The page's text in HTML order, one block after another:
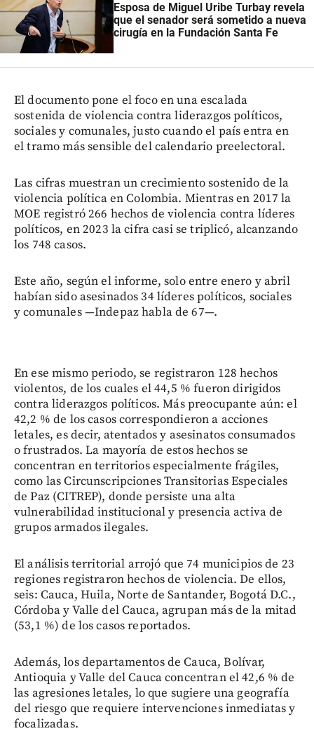
Esposa de Miguel Uribe Turbay revela
que el senador será sometido a nueva
cirugía en la Fundación Santa Fe
El documento pone el foco en una escalada
sostenida de violencia contra liderazgos políticos,
sociales y comunales, justo cuando el país entra en
el tramo más sensible del calendario preelectoral.
Las cifras muestran un crecimiento sostenido de la
violencia política en Colombia. Mientras en 2017 la
MOE registró 266 hechos de violencia contra líderes
políticos, en 2023 la cifra casi se triplicó, alcanzando
los 748 casos.
Este año, según el informe, solo entre enero y abril
habían sido asesinados 34 líderes políticos, sociales
y comunales —Indepaz habla de 67—.
En ese mismo periodo, se registraron 128 hechos
violentos, de los cuales el 44,5 % fueron dirigidos
contra liderazgos políticos. Más preocupante aún: el
42,2 % de los casos correspondieron a acciones
letales, es decir, atentados y asesinatos consumados
o frustrados. La mayoría de estos hechos se
concentran en territorios especialmente frágiles,
como las Circunscripciones Transitorias Especiales
de Paz (CITREP), donde persiste una alta
vulnerabilidad institucional y presencia activa de
grupos armados ilegales.
El análisis territorial arrojó que 74 municipios de 23
regiones registraron hechos de violencia. De ellos,
seis: Cauca, Huila, Norte de Santander, Bogotá D.C.,
Córdoba y Valle del Cauca, agrupan más de la mitad
(53,1 %) de los casos reportados.
Además, los departamentos de Cauca, Bolívar,
Antioquia y Valle del Cauca concentran el 42,6 % de
las agresiones letales, lo que sugiere una geografía
del riesgo que requiere intervenciones inmediatas y
focalizadas.